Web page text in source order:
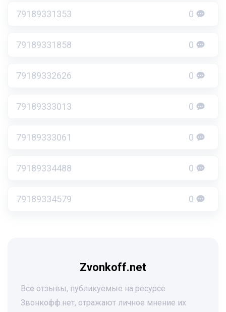
79189331353 0
79189331858 0
79189332626 0
79189333013 0
79189333061 0
79189334488 0
79189334579 0
Zvonkoff.net
Все отзывы, публикуемые на ресурсе
Звонкофф.нет, отражают личное мнение их